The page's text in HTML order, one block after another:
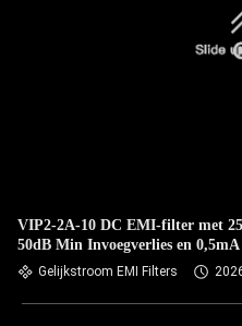
VIP2-2A-10 DC EMI-filter met
50dB Min Invoegverlies en
Gelijkstroom EMI Filters